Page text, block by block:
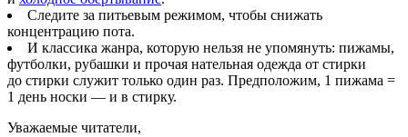
Следите за питьевым режимом, чтобы снижать
концентрацию пота.
И классика жанра, которую нельзя не упомянуть: пижамы,
футболки, рубашки и прочая нательная одежда от стирки
до стирки служит только один раз. Предположим, 1 пижама =
1 день носки — и в стирку.
Уважаемые читатели,